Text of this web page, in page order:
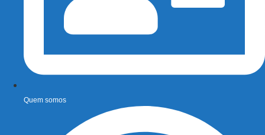
Quem somos